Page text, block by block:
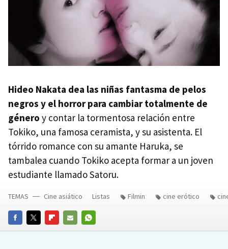
Hideo Nakata dea las niñas fantasma de pelos
negros y el horror para cambiar totalmente de
género y contar la tormentosa relación entre
Tokiko, una famosa ceramista, y su asistenta. El
tórrido romance con su amante Haruka, se
tambalea cuando Tokiko acepta formar a un joven
estudiante llamado Satoru.
FACEBOOKTWITTERFLIPBOARD
E-
WHATSAPP
TEMAS Cine asiático Listas Filmin cine erótico